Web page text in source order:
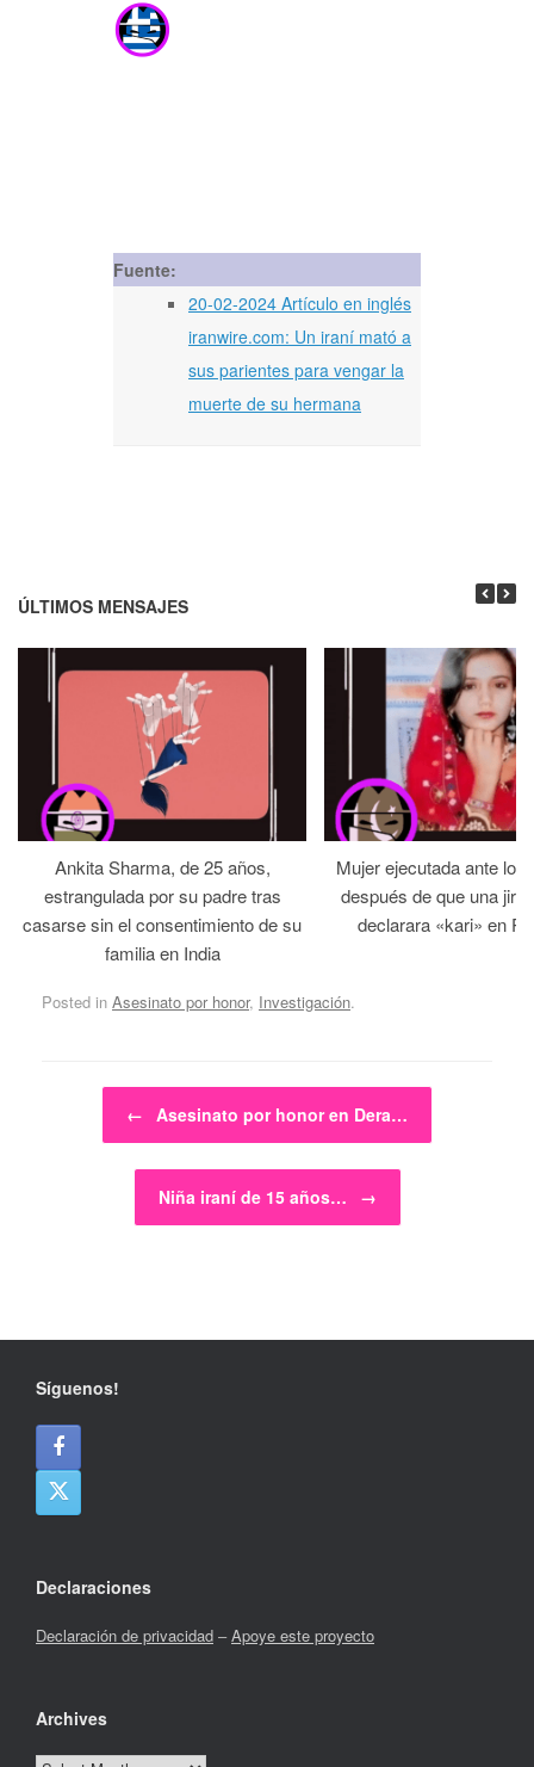
Fuente:
20-02-2024 Artículo en inglés
iranwire.com: Un iraní mató a
sus parientes para vengar la
muerte de su hermana
ÚLTIMOS MENSAJES
Ankita Sharma, de 25 años,
estrangulada por su padre tras
casarse sin el consentimiento de su
familia en India
Mujer ejecutada ante los
después de que una
declarara «kari» en
Posted in Asesinato por honor, Investigación.
Post navigation
← Asesinato por honor en Dera…
Niña iraní de 15 años… →
Síguenos!
Declaraciones
Declaración de privacidad –Apoye este proyecto
Archives